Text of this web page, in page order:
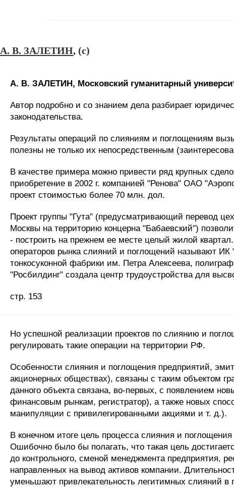
А. В. ЗАЛЕТИН, (c)
А. В. ЗАЛЕТИН, Московский гуманитарный
Автор подробно и со знанием дела разбирает
законодательства.
Результаты операций по слияниям и поглощениям
полезны не только их непосредственным
В качестве примера можно привести ряд крупных
приобретение в 2002 г. компанией "Ренова" ОАО
проект стоимостью более 70 млн. дол.
Проект группы "Гута" (предусматривающий перевод
Москвы на территорию концерна "Бабаевский")
- построить на прежнем ее месте целый жилой
операторов рынка слияний и поглощений называют
тонкосуконной фабрики им. Петра Алексеева,
"Росбилдинг" создала центр трудоустройства для
стр. 153
Но успешной реализации проектов по слиянию и
регулировать такие операции на территории РФ.
Особенности слияния и поглощения предприятий,
акционерных обществах), связаны с таким объектом
данного объекта связана, во-первых, с появлением
финансовым рынкам, регистратор), а также новых
манипуляции с привилегированными акциями и т. д.).
В конечном итоге цель процесса слияния и
Ошибочно было бы полагать, что такая цель
до контрольного, сменой менеджмента предприятия,
направленных на вывод активов компании.
уменьшают привлекательность легитимных слияний в